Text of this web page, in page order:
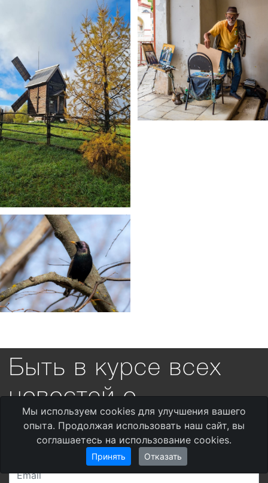
Быть в курсе всех
новостей о
фотопремии
Мы используем cookies для улучшения вашего
опыта. Продолжая использовать наш сайт, вы
соглашаетесь на использование cookies.
Принять Отказать